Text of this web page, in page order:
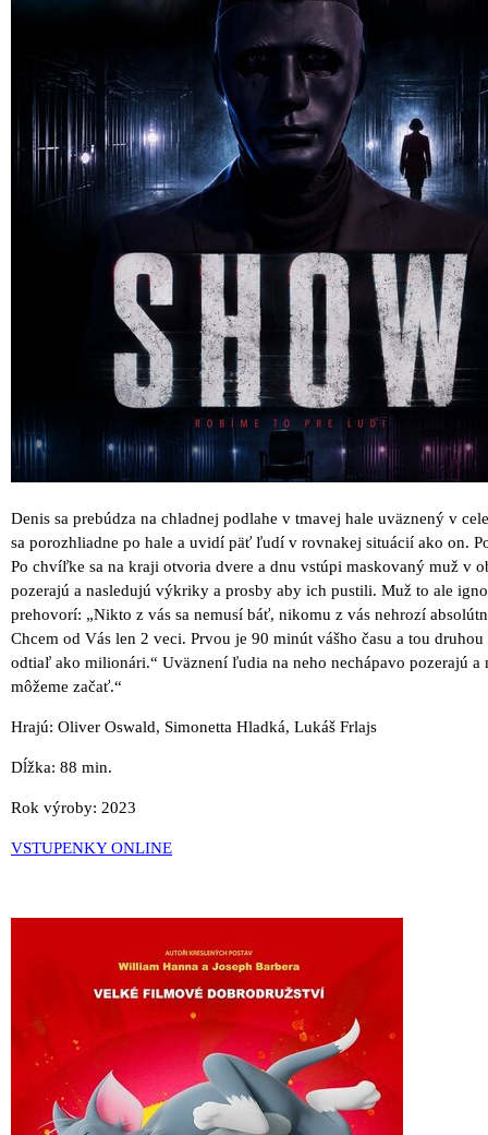
Denis sa prebúdza na chladnej podlahe v tmavej hale uväznený v
sa porozhliadne po hale a uvidí päť ľudí v rovnakej situácií ako on.
Po chvíľke sa na kraji otvoria dvere a dnu vstúpi maskovaný muž v
pozerajú a nasledujú výkriky a prosby aby ich pustili. Muž to ale
prehovorí: „Nikto z vás sa nemusí báť, nikomu z vás nehrozí
Chcem od Vás len 2 veci. Prvou je 90 minút vášho času a tou
odtiaľ ako milionári.“ Uväznení ľudia na neho nechápavo pozerajú a
môžeme začať.“
Hrajú: Oliver Oswald, Simonetta Hladká, Lukáš Frlajs
Dĺžka: 88 min.
Rok výroby: 2023
VSTUPENKY ONLINE